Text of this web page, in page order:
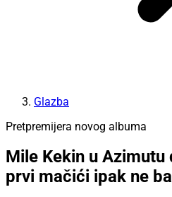
Glazba
Pretpremijera novog albuma
Mile Kekin u Azimutu
prvi mačići ipak ne